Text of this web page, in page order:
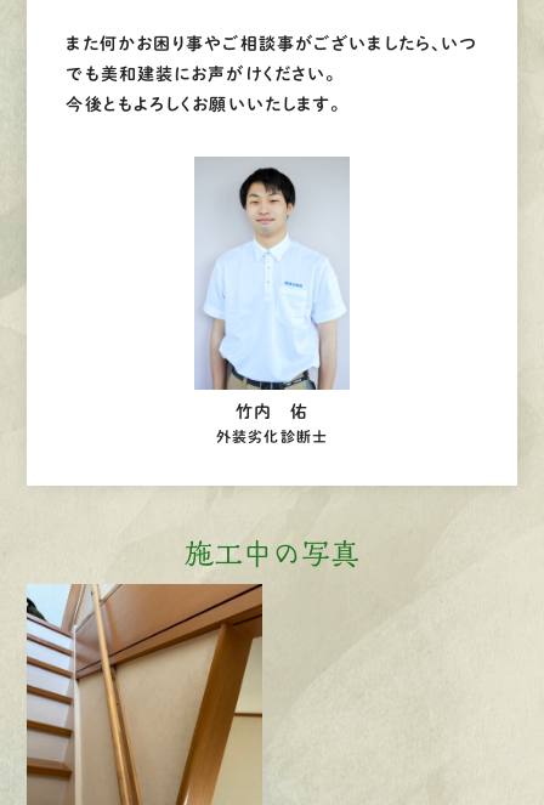
また何かお困り事やご相談事がございましたら、いつ
でも美和建装にお声がけください。
今後ともよろしくお願いいたします。
竹内 佑
外装劣化診断士
施工中の写真